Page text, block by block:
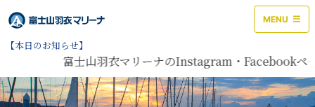
MENU
【本日のお知らせ】
富士山羽衣マリーナのInstagram・Facebookペ